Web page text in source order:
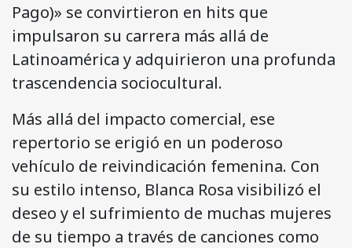
Pago)» se convirtieron en hits que
impulsaron su carrera más allá de
Latinoamérica y adquirieron una profunda
trascendencia sociocultural.
Más allá del impacto comercial, ese
repertorio se erigió en un poderoso
vehículo de reivindicación femenina. Con
su estilo intenso, Blanca Rosa visibilizó el
deseo y el sufrimiento de muchas mujeres
de su tiempo a través de canciones como